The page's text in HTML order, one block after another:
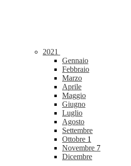
2021
Gennaio
Febbraio
Marzo
Aprile
Maggio
Giugno
Luglio
Agosto
Settembre
Ottobre 1
Novembre 7
Dicembre